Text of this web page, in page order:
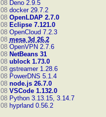
Deno 2.9.5
docker 29.7.2
OpenLDAP 2.7.0
Eclipse 7.121.0
OpenCloud 7.2.3
mesa 3d 26.2
OpenVPN 2.7.6
NetBeans 31
ublock 1.73.0
gstreamer 1.28.6
PowerDNS 5.1.4
node.js 26.7.0
VSCode 1.132.0
Python 3.13.15, 3.14.7
hyprland 0.56.2